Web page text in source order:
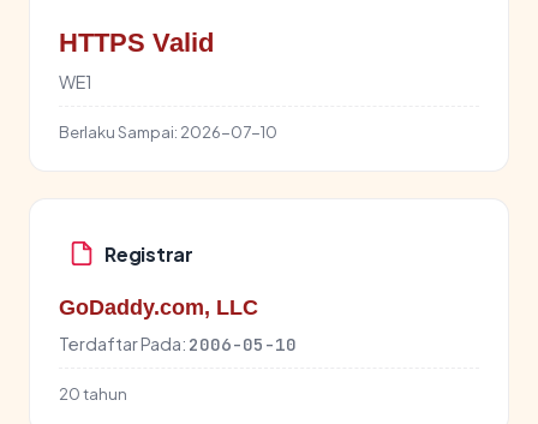
HTTPS Valid
WE1
Berlaku Sampai: 2026-07-10
Registrar
GoDaddy.com, LLC
Terdaftar Pada: 2006-05-10
20 tahun